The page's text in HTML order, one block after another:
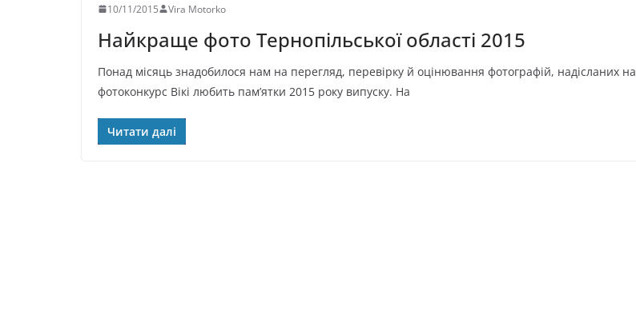
10/11/2015 Vira Motorko
Найкраще фото Тернопільської області 2015
Понад місяць знадобилося нам на перегляд, перевірку й оцінювання фотографій, надісланих на
фотоконкурс Вікі любить пам’ятки 2015 року випуску. На
Читати далі